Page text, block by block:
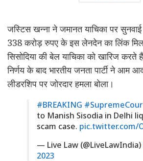
जस्टिस खन्ना ने जमानत याचिका पर
338 करोड़ रुपए के इस लेनदेन का लिंक
सिसोदिया की बेल याचिका को खारिज करते
निर्णय के बाद भारतीय जनता पार्टी ने आम
लीडरशिप पर जोरदार हमला बोला।
#BREAKING
to Manish Sisodia in Delhi
scam case. pic.twitter.com/
— Live Law (@LiveLawIndia)
2023